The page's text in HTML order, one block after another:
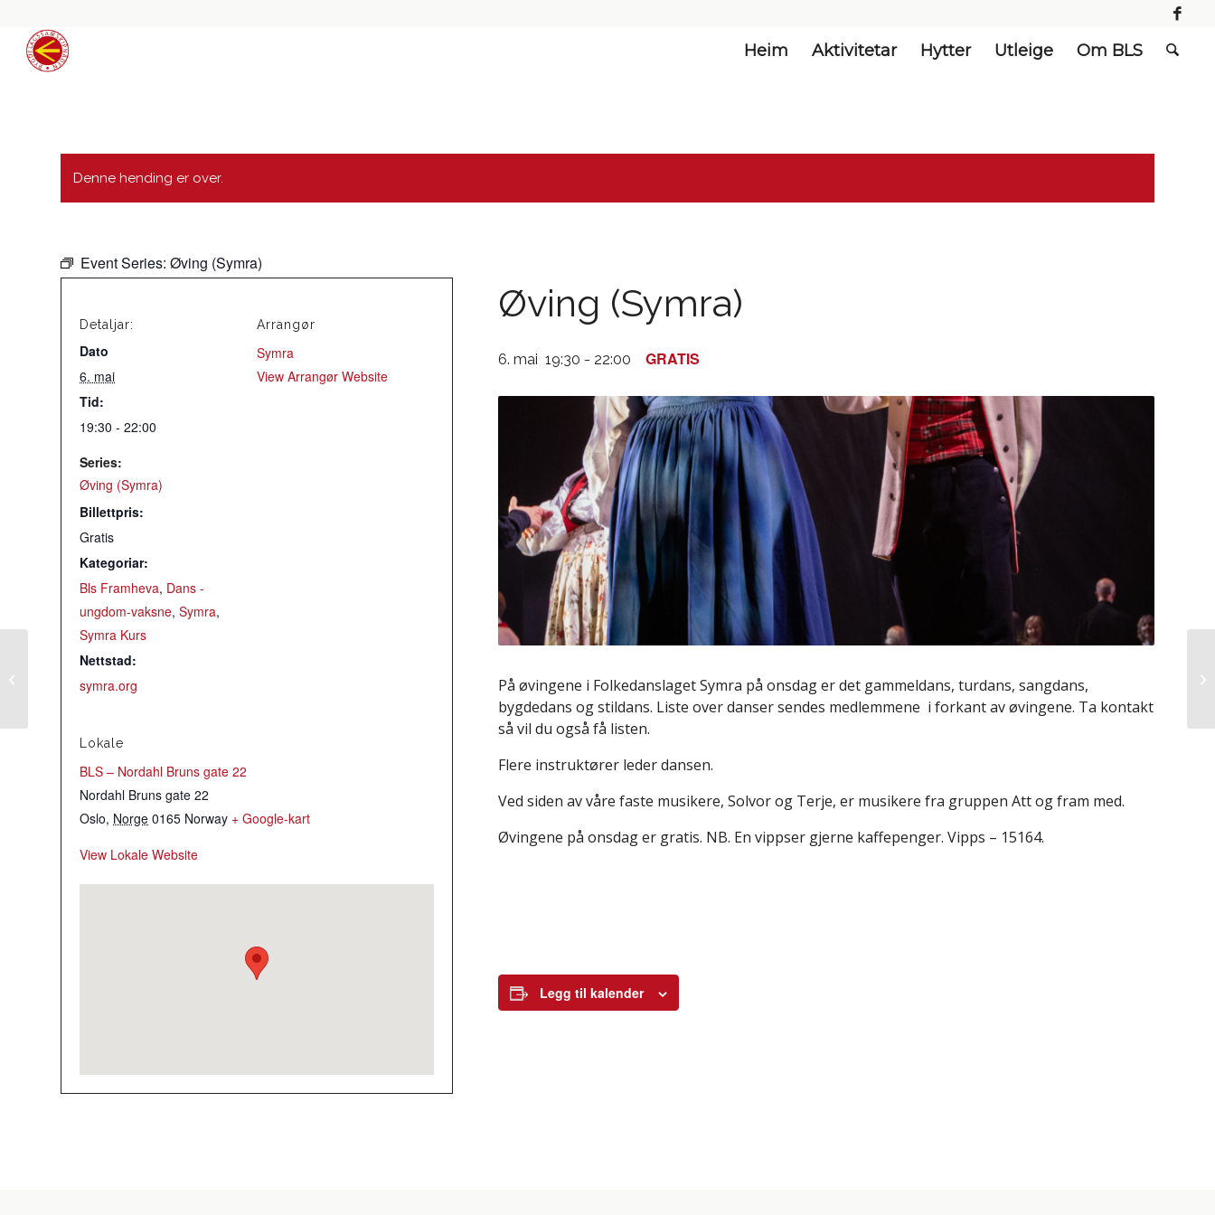
Heim Aktivitetar Hytter Utleige Om BLS
Denne hending er over.
Event Series: Øving (Symra)
Øving (Symra)
6. mai 19:30 - 22:00 GRATIS
På øvingene i Folkedanslaget Symra på onsdag er det gammeldans, turdans, sangdans,
bygdedans og stildans. Liste over danser sendes medlemmene i forkant av øvingene. Ta kontakt
så vil du også få listen.
Flere instruktører leder dansen.
Ved siden av våre faste musikere, Solvor og Terje, er musikere fra gruppen Att og fram med.
Øvingene på onsdag er gratis. NB. En vippser gjerne kaffepenger. Vipps – 15164.
Legg til kalender
Detaljar:
Dato
6. mai
Tid:
19:30 - 22:00
Series:
Øving (Symra)
Billettpris:
Gratis
Kategoriar:
Bls Framheva, Dans -
ungdom-vaksne, Symra,
Symra Kurs
Nettstad:
symra.org
Arrangør
Symra
View Arrangør Website
Lokale
BLS – Nordahl Bruns gate 22
Nordahl Bruns gate 22
Oslo, Norge 0165 Norway + Google-kart
View Lokale Website